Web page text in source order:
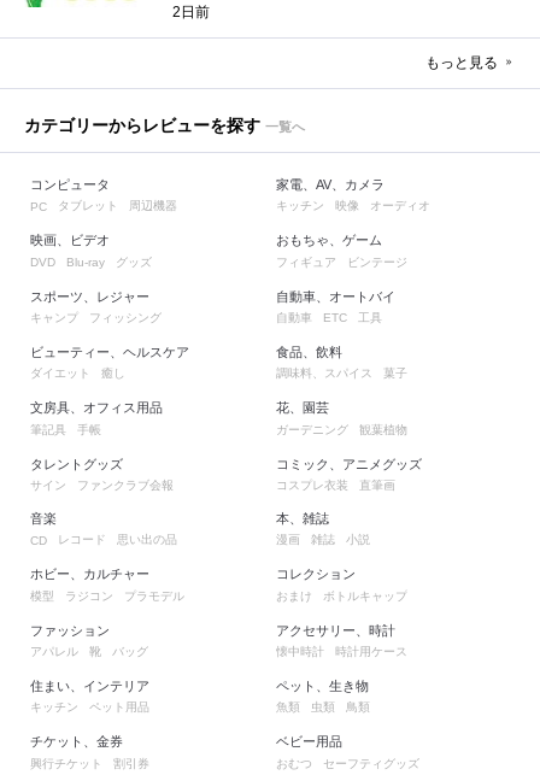
2日前
もっと見る
カテゴリーからレビューを探す 一覧へ
コンピュータ
PC タブレット 周辺機器
映画、ビデオ
DVD Blu-ray グッズ
スポーツ、レジャー
キャンプ フィッシング
ビューティー、ヘルスケア
ダイエット 癒し
文房具、オフィス用品
筆記具 手帳
タレントグッズ
サイン ファンクラブ会報
家電、AV、カメラ
キッチン 映像 オーディオ
おもちゃ、ゲーム
フィギュア ビンテージ
自動車、オートバイ
自動車 ETC 工具
食品、飲料
調味料、スパイス 菓子
花、園芸
ガーデニング 観葉植物
コミック、アニメグッズ
コスプレ衣装 直筆画
音楽
CD レコード 思い出の品
ホビー、カルチャー
模型 ラジコン プラモデル
ファッション
アパレル 靴 バッグ
住まい、インテリア
キッチン ペット用品
チケット、金券
興行チケット 割引券
本、雑誌
漫画 雑誌 小説
コレクション
おまけ ボトルキャップ
アクセサリー、時計
懐中時計 時計用ケース
ペット、生き物
魚類 虫類 鳥類
ベビー用品
おむつ セーフティグッズ